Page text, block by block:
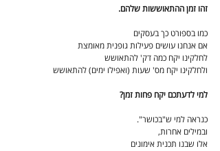
זהו זמן ההתאוששות שלהם.
כמו בספורט כך בעסקים
אם אנחנו עושים פעילות גופנית מאומצת
לחלקינו יקח כמה דק' להתאושש
ולחלקינו יקח מס' שעות (ואפילו ימים) להתאושש
למי לדעתכם יקח פחות זמן?
כנראה למי ש"בכושר".
ובמילים אחרות,
אלו שבנו תכנית אימונים